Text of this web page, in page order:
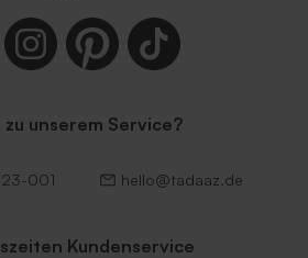
zu unserem Service?
001 hello@tadaaz.de
Kundenservice